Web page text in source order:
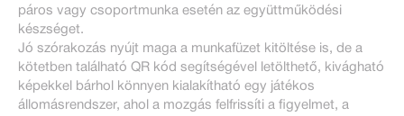
páros vagy csoportmunka esetén az együttműködési
készséget.
Jó szórakozás nyújt maga a munkafüzet kitöltése is, de a
kötetben található QR kód segítségével letölthető, kivágható
képekkel bárhol könnyen kialakítható egy játékos
állomásrendszer, ahol a mozgás felfrissíti a figyelmet, a